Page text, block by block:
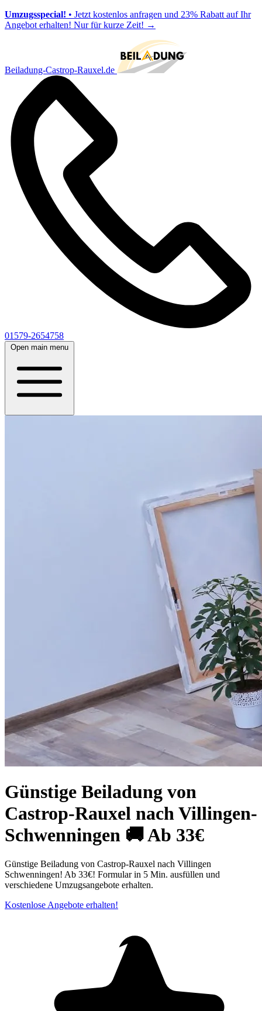
Umzugsspecial! • Jetzt kostenlos anfragen und 23% Rabatt auf Ihr
Angebot erhalten! Nur für kurze Zeit! →
Beiladung-Castrop-Rauxel.de
01579-2654758
Open main menu
Günstige Beiladung von
Castrop-Rauxel nach Villingen-
Schwenningen 🚚 Ab 33€
Günstige Beiladung von Castrop-Rauxel nach Villingen
Schwenningen⁠! Ab 33€! Formular in 5 Min. ausfüllen und
verschiedene Umzugsangebote erhalten.
Kostenlose Angebote erhalten!